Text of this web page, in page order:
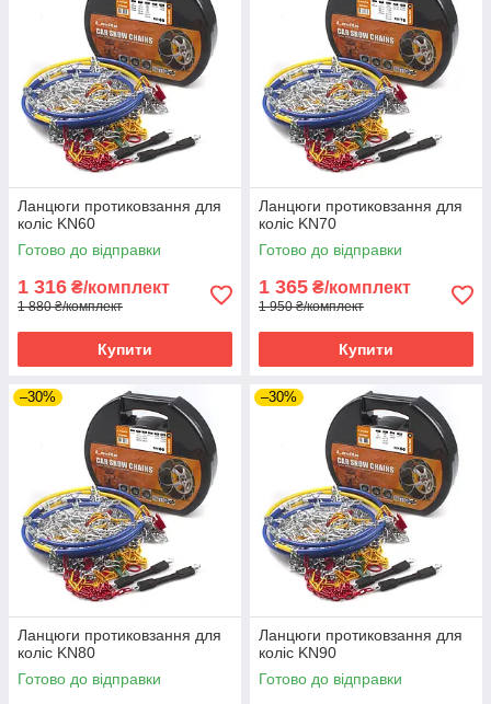
Ланцюги протиковзання для
коліс KN60
Готово до відправки
1 316 ₴/комплект
1 880 ₴/комплект
Купити
Ланцюги протиковзання для
коліс KN70
Готово до відправки
1 365 ₴/комплект
1 950 ₴/комплект
Купити
–30%
Ланцюги протиковзання для
коліс KN80
Готово до відправки
–30%
Ланцюги протиковзання для
коліс KN90
Готово до відправки